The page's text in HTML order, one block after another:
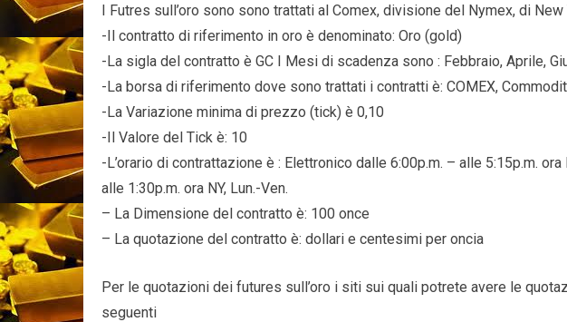
I Futres sull’oro sono sono trattati al Comex, divisione del Nymex, di New
-Il contratto di riferimento in oro è denominato: Oro (gold)
-La sigla del contratto è GC I Mesi di scadenza sono : Febbraio, Aprile,
-La borsa di riferimento dove sono trattati i contratti è: COMEX,
-La Variazione minima di prezzo (tick) è 0,10
-Il Valore del Tick è: 10
-L’orario di contrattazione è : Elettronico dalle 6:00p.m. – alle 5:15p.m. ora
alle 1:30p.m. ora NY, Lun.-Ven.
– La Dimensione del contratto è: 100 once
– La quotazione del contratto è: dollari e centesimi per oncia
Per le quotazioni dei futures sull’oro i siti sui quali potrete avere le
seguenti